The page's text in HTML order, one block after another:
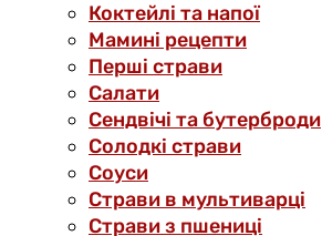
Коктейлі та напої
Мамині рецепти
Перші страви
Салати
Сендвічі та бутерброди
Солодкі страви
Соуси
Страви в мультиварці
Страви з пшениці